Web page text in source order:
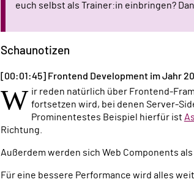
euch selbst als Trainer:in einbringen?
Schaunotizen
[00:01:45] Frontend Development im Jahr
W ir reden natürlich über Frontend-
fortsetzen wird, bei denen Server-
Prominentestes Beispiel hierfür ist
Richtung.
Außerdem werden sich Web Components
Für eine bessere Performance wird alles